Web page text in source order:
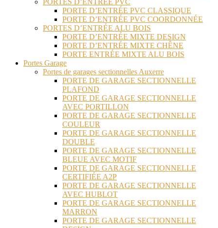
PORTES D’ENTRÉE PVC
PORTE D’ENTRÉE PVC CLASSIQUE
PORTE D’ENTRÉE PVC COORDONNÉE
PORTES D’ENTRÉE ALU BOIS
PORTE D’ENTRÉE MIXTE DESIGN
PORTE D’ENTRÉE MIXTE CHÊNE
PORTE ENTRÉE MIXTE ALU BOIS
Portes Garage
Portes de garages sectionnelles Auxerre
PORTE DE GARAGE SECTIONNELLE
PLAFOND
PORTE DE GARAGE SECTIONNELLE
AVEC PORTILLON
PORTE DE GARAGE SECTIONNELLE
COULEUR
PORTE DE GARAGE SECTIONNELLE
DOUBLE
PORTE DE GARAGE SECTIONNELLE
BLEUE AVEC MOTIF
PORTE DE GARAGE SECTIONNELLE
CERTIFIÉE A2P
PORTE DE GARAGE SECTIONNELLE
AVEC HUBLOT
PORTE DE GARAGE SECTIONNELLE
MARRON
PORTE DE GARAGE SECTIONNELLE